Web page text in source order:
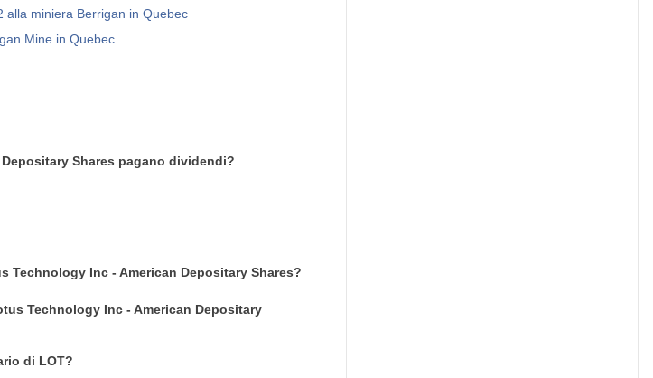
alla miniera Berrigan in Quebec
Mine in Quebec
Shares pagano dividendi?
Inc - American Depositary Shares?
Technology Inc - American Depositary
di LOT?